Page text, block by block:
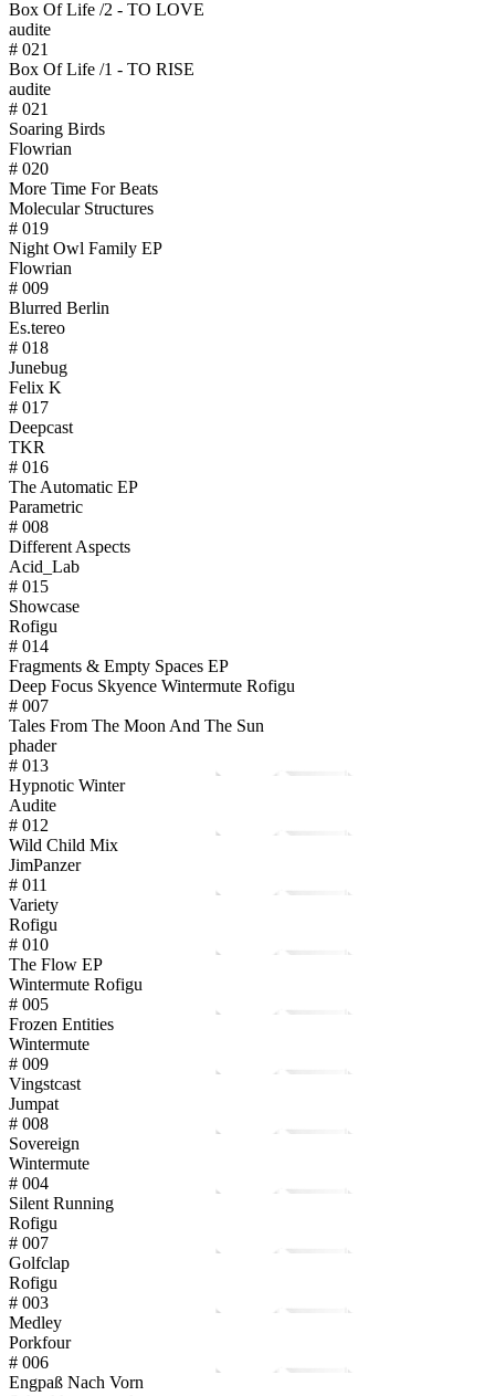
Box Of Life /2 - TO LOVE
audite
# 021
Box Of Life /1 - TO RISE
audite
# 021
Soaring Birds
Flowrian
# 020
More Time For Beats
Molecular Structures
# 019
Night Owl Family EP
Flowrian
# 009
Blurred Berlin
Es.tereo
# 018
Junebug
Felix K
# 017
Deepcast
TKR
# 016
The Automatic EP
Parametric
# 008
Different Aspects
Acid_Lab
# 015
Showcase
Rofigu
# 014
Fragments & Empty Spaces EP
Deep Focus Skyence Wintermute Rofigu
# 007
Tales From The Moon And The Sun
phader
# 013
Hypnotic Winter
Audite
# 012
Wild Child Mix
JimPanzer
# 011
Variety
Rofigu
# 010
The Flow EP
Wintermute Rofigu
# 005
Frozen Entities
Wintermute
# 009
Vingstcast
Jumpat
# 008
Sovereign
Wintermute
# 004
Silent Running
Rofigu
# 007
Golfclap
Rofigu
# 003
Medley
Porkfour
# 006
Engpaß Nach Vorn